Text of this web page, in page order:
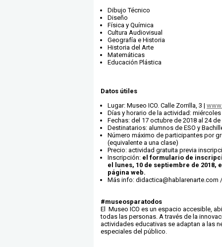
Dibujo Técnico
Diseño
Física y Química
Cultura Audiovisual
Geografía e Historia
Historia del Arte
Matemáticas
Educación Plástica
Datos útiles
Lugar: Museo ICO. Calle Zorrilla, 3 |
Días y horario de la actividad: miércoles
Fechas: del 17 octubre de 2018 al 24
Destinatarios: alumnos de ESO y
Número máximo de participantes por
(equivalente a una clase)
Precio: actividad gratuita previa
Inscripción: el formulario de
el lunes, 10 de septiembre de 2018,
página web.
Más info: didactica@hablarenarte.com /
#museosparatodos
El Museo ICO es un espacio accesible,
todas las personas. A través de la
actividades educativas se adaptan a las
especiales del público.